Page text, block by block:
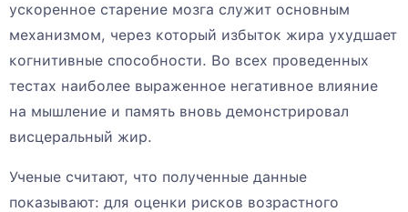
ускоренное старение мозга служит основным
механизмом, через который избыток жира ухудшает
когнитивные способности. Во всех проведенных
тестах наиболее выраженное негативное влияние
на мышление и память вновь демонстрировал
висцеральный жир.
Ученые считают, что полученные данные
показывают: для оценки рисков возрастного